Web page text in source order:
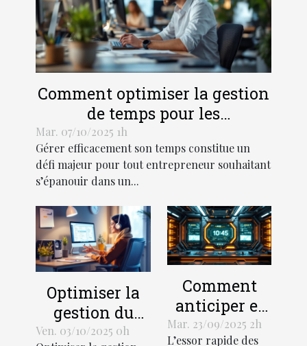
Comment optimiser la gestion
de temps pour les
entrepreneurs ?
Mar. 07/10/2025 1h
Gérer efficacement son temps constitue un
défi majeur pour tout entrepreneur souhaitant
s’épanouir dans un...
Optimiser la
gestion du
temps avec
Ven. 03/10/2025 0h
Comment
anticiper et
gérer les
Mar. 23/09/2025 2h
L’essor rapide des